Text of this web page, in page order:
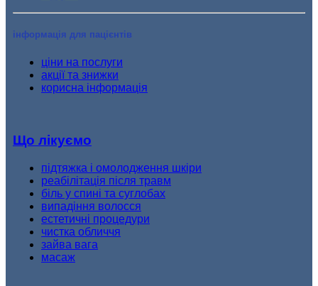
інформація для пацієнтів
ціни на послуги
акції та знижки
корисна інформація
Що лікуємо
підтяжка і омолодження шкіри
реабілітація після травм
біль у спині та суглобах
випадіння волосся
естетичні процедури
чистка обличчя
зайва вага
масаж